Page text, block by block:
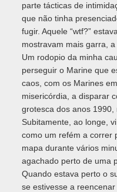
parte tácticas de
que não tinha
fugir. Aquele “wtf?”
mostravam mais garra,
Um rodopio da minha
perseguir o Marine que
caos, com os Marines
misericórdia, a disparar
grotesca dos anos 1990,
Subitamente, ao longe,
como um refém a correr
mapa durante vários
agachado perto de uma
Quando estava perto o
se estivesse a